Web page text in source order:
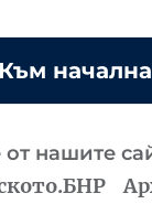
Към
нашите